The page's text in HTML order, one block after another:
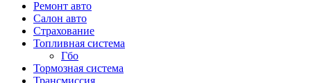
Ремонт авто
Салон авто
Страхование
Топливная система
Гбо
Тормозная система
Трансмиссия